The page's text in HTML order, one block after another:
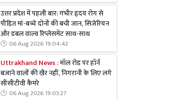
उत्तर प्रदेश में पहली बार: गंभीर हृदय रोग से
पीड़ित मां-बच्चे दोनों की बची जान, सिजेरियन
और डबल वाल्व रिप्लेसमेंट साथ-साथ
06 Aug 2026 19:04:42
Uttrakhand News :मॉल रोड पर हॉर्न
बजाने वालों की खैर नहीं, निगरानी के लिए लगे
सीसीटीवी कैमरे
06 Aug 2026 19:03:27